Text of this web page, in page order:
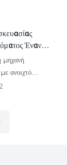
Έναντι
Διαφορές
μηχανή
ανοιχτό
FFS για
και τη